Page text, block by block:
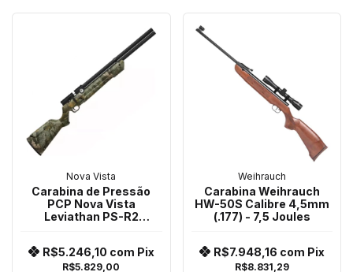
Nova Vista
Carabina de Pressão
PCP Nova Vista
Leviathan PS-R2
R$5.829,00
R$5.246,10 com Pix
Weihrauch
Carabina Weihrauch
HW-50S Calibre 4,5mm
(.177) - 7,5 Joules
R$8.831,29
R$7.948,16 com Pix